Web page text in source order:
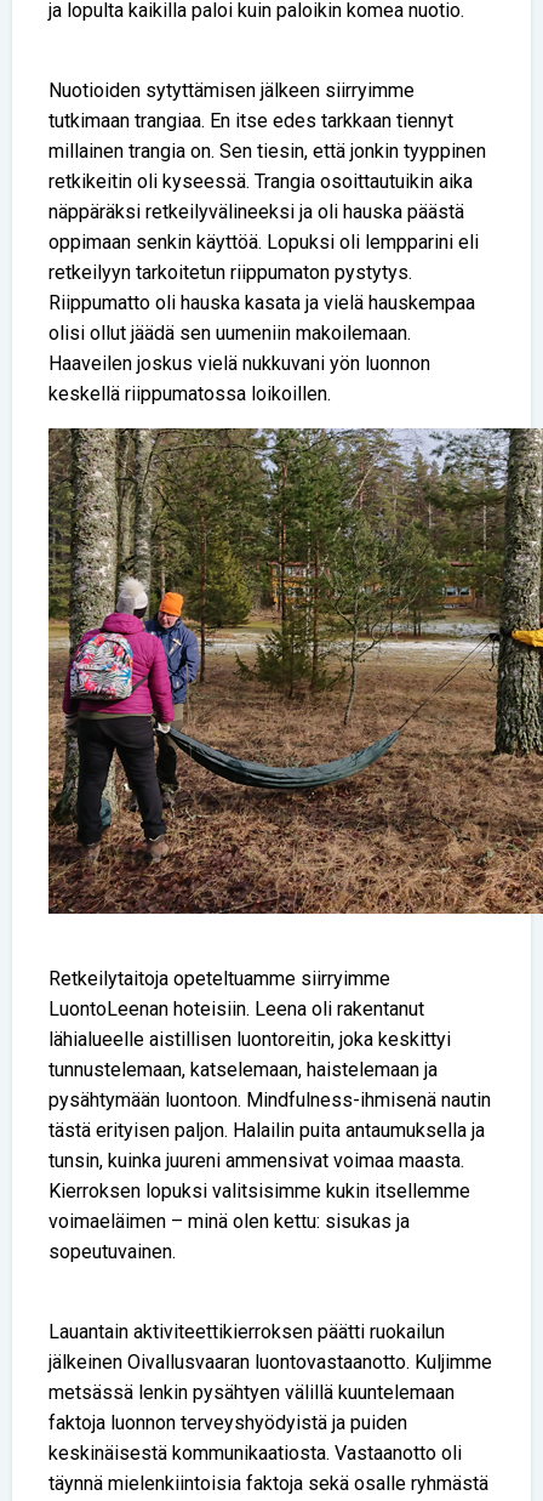
ja lopulta kaikilla paloi kuin paloikin komea nuotio.
Nuotioiden sytyttämisen jälkeen siirryimme
tutkimaan trangiaa. En itse edes tarkkaan tiennyt
millainen trangia on. Sen tiesin, että jonkin tyyppinen
retkikeitin oli kyseessä. Trangia osoittautuikin aika
näppäräksi retkeilyvälineeksi ja oli hauska päästä
oppimaan senkin käyttöä. Lopuksi oli lempparini eli
retkeilyyn tarkoitetun riippumaton pystytys.
Riippumatto oli hauska kasata ja vielä hauskempaa
olisi ollut jäädä sen uumeniin makoilemaan.
Haaveilen joskus vielä nukkuvani yön luonnon
keskellä riippumatossa loikoillen.
Retkeilytaitoja opeteltuamme siirryimme
LuontoLeenan hoteisiin. Leena oli rakentanut
lähialueelle aistillisen luontoreitin, joka keskittyi
tunnustelemaan, katselemaan, haistelemaan ja
pysähtymään luontoon. Mindfulness-ihmisenä nautin
tästä erityisen paljon. Halailin puita antaumuksella ja
tunsin, kuinka juureni ammensivat voimaa maasta.
Kierroksen lopuksi valitsisimme kukin itsellemme
voimaeläimen – minä olen kettu: sisukas ja
sopeutuvainen.
Lauantain aktiviteettikierroksen päätti ruokailun
jälkeinen Oivallusvaaran luontovastaanotto. Kuljimme
metsässä lenkin pysähtyen välillä kuuntelemaan
faktoja luonnon terveyshyödyistä ja puiden
keskinäisestä kommunikaatiosta. Vastaanotto oli
täynnä mielenkiintoisia faktoja sekä osalle ryhmästä